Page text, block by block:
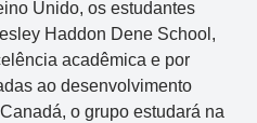
Unido, os estudantes
Haddon Dene School,
acadêmica e por
ao desenvolvimento
o grupo estudará na